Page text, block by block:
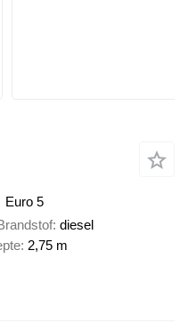
Euro 5
diesel
2,75 m